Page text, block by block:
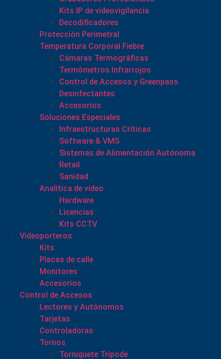
Kits IP de videovigilancia
Decodificadores
Protección Perimetral
Temperatura Corporal Fiebre
Cámaras Termográficas
Termómetros Infrarrojos
Control de Accesos y Greenpass
Desinfectantes
Accesorios
Soluciones Especiales
Infraestructuras Críticas
Software & VMS
Sistemas de Alimentación Autónoma
Retail
Sanidad
Analítica de video
Hardware
Licencias
Kits CCTV
Videoporteros
Kits
Placas de calle
Monitores
Accesorios
Control de Accesos
Lectores y Autónomos
Tarjetas
Controladoras
Tornos
Torniquete Tripode